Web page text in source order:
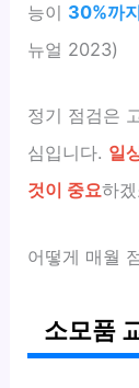
능이 30%까
뉴얼 2023)
정기 점검은
심입니다. 일
것이 중요하
어떻게 매월
소모품